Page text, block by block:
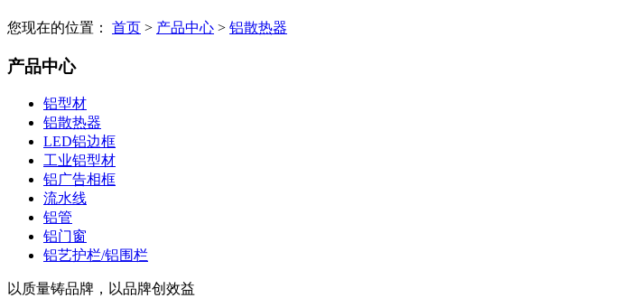
您现在的位置： 首页 > 产品中心 > 铝散热器
产品中心
铝型材
铝散热器
LED铝边框
工业铝型材
铝广告相框
流水线
铝管
铝门窗
铝艺护栏/铝围栏
以质量铸品牌，以品牌创效益